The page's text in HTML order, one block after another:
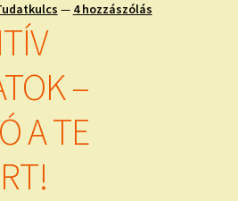
— 4 hozzászólás
–
A TE